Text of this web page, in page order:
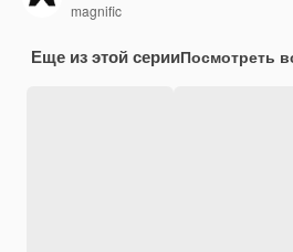
magnific
Еще из этой серииПосмотреть